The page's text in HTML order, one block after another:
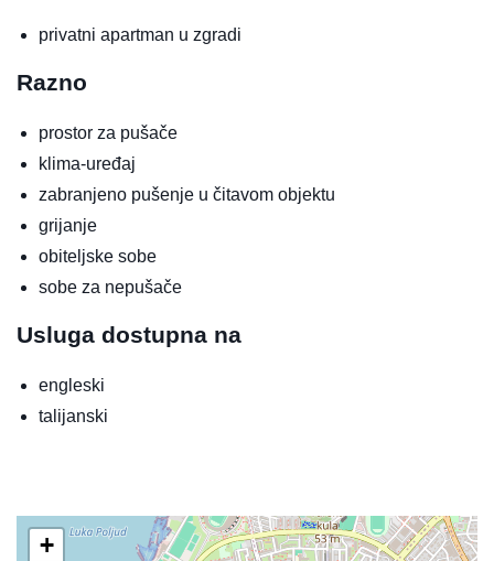
privatni apartman u zgradi
Razno
prostor za pušače
klima-uređaj
zabranjeno pušenje u čitavom objektu
grijanje
obiteljske sobe
sobe za nepušače
Usluga dostupna na
engleski
talijanski
+